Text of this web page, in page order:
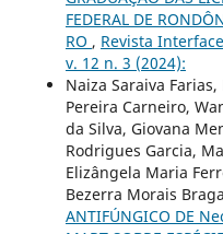
FEDERAL DE
RO , Revista
v. 12 n. 3 (2024):
Naiza Saraiva
Pereira Carneiro,
da Silva, Giovana
Rodrigues Garcia,
Elizângela Maria
Bezerra Morais
ANTIFÚNGICO DE